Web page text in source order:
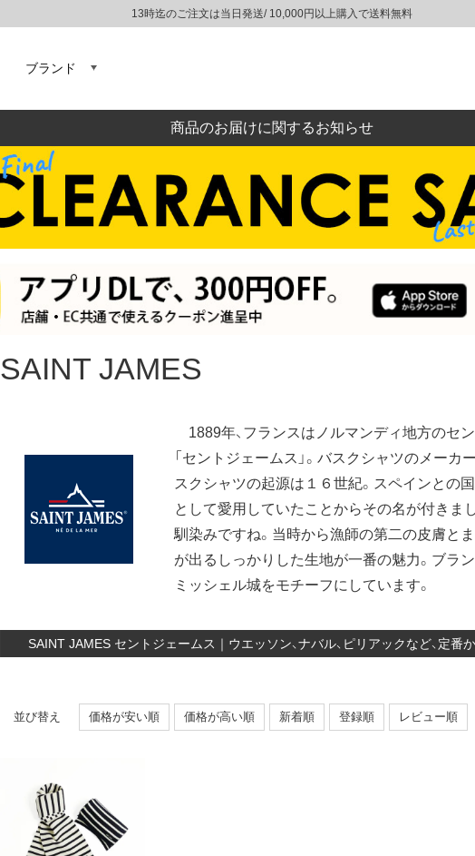
13時迄のご注文は当日発送/ 10,000円以上購入で送料無料
ブランド
商品のお届けに関するお知らせ
SAINT JAMES
1889年、フランスはノルマンディ地方のセ
「セントジェームス」。バスクシャツのメー
スクシャツの起源は１６世紀。スペインとの
として愛用していたことからその名が付きま
馴染みですね。当時から漁師の第二の皮膚と
が出るしっかりした生地が一番の魅力。ブラ
ミッシェル城をモチーフにしています。
SAINT JAMES セントジェームス｜ウエッソン、ナバル、ピリアックなど、定
並び替え 価格が安い順 価格が高い順 新着順 登録順 レビュー順